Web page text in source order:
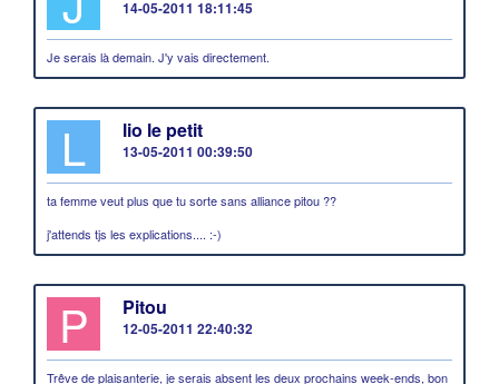
14-05-2011 18:11:45
Je serais là demain. J'y vais directement.
L lio le petit
13-05-2011 00:39:50
ta femme veut plus que tu sorte sans alliance pitou ??
j'attends tjs les explications.... :-)
P Pitou
12-05-2011 22:40:32
Trêve de plaisanterie, je serais absent les deux prochains week-ends, bon